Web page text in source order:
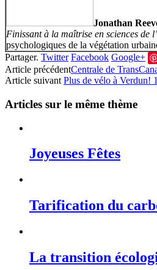
Jonathan
Finissant à la maîtrise en sciences de
psychologiques de la végétation
Partager. Twitter Facebook Google+
Article précédentCentrale de
Article suivant Plus de vélo à Verdun!
Articles sur le même thème
Joyeuses Fêtes
Tarification du
La transition